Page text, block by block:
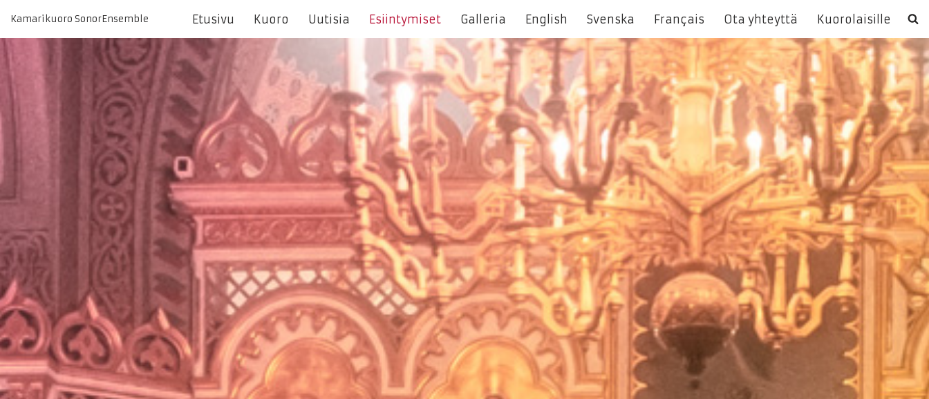
Siirry
Kamarikuoro SonorEnsemble Etusivu Kuoro Uutisia Esiintymiset Galleria English Svenska Français Ota yhteyttä Kuorolaisille